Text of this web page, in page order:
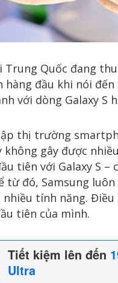
Trung Quốc đang
hàng đầu khi nói
với dòng Galaxy S
thị trường
không gây được
tiên với Galaxy S
từ đó, Samsung
tính năng.
tiên của mình.
Tiết kiệm lên đến
Ultra